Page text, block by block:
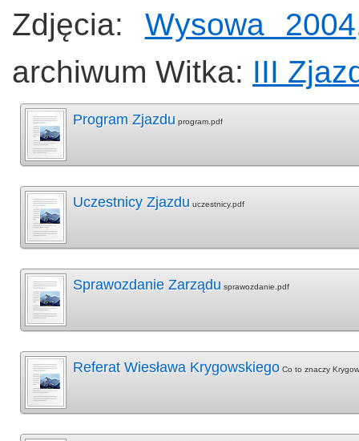
Zdjęcia: Wysowa 2004
archiwum Witka: III
Program Zjazdu program.pdf
Uczestnicy Zjazdu uczestnicy.pdf
Sprawozdanie Zarządu sprawozdanie.pdf
Referat Wiesława Krygowskiego Co to znaczy